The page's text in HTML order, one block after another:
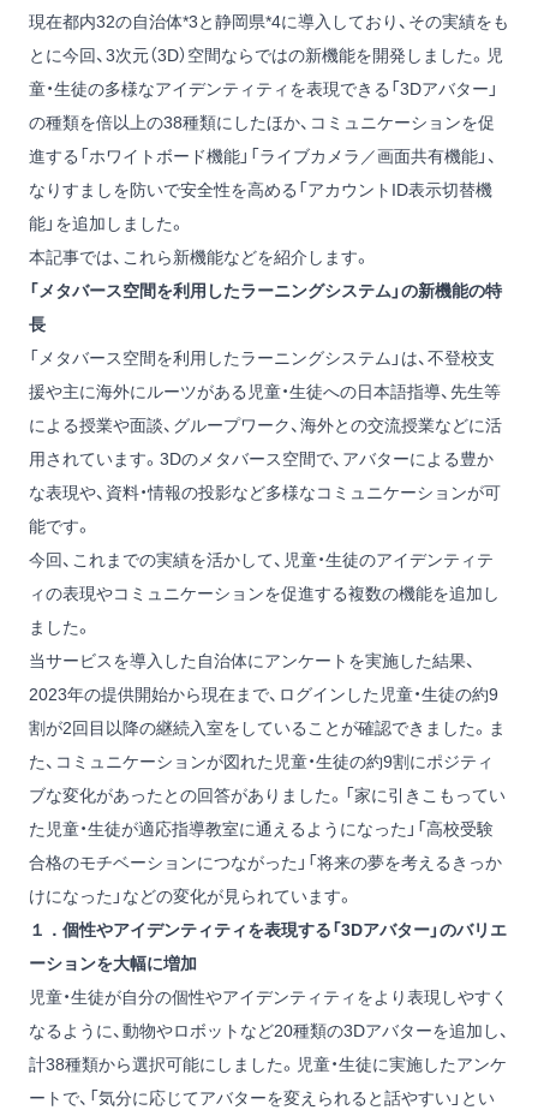
現在都内32の自治体*3と静岡県*4に導入しており、その実績をも
とに今回、3次元（3D）空間ならではの新機能を開発しました。児
童・生徒の多様なアイデンティティを表現できる「3Dアバター」
の種類を倍以上の38種類にしたほか、コミュニケーションを促
進する「ホワイトボード機能」「ライブカメラ／画面共有機能」、
なりすましを防いで安全性を高める「アカウントID表示切替機
能」を追加しました。
本記事では、これら新機能などを紹介します。
「メタバース空間を利用したラーニングシステム」の新機能の特
長
「メタバース空間を利用したラーニングシステム」は、不登校支
援や主に海外にルーツがある児童・生徒への日本語指導、先生等
による授業や面談、グループワーク、海外との交流授業などに活
用されています。3Dのメタバース空間で、アバターによる豊か
な表現や、資料・情報の投影など多様なコミュニケーションが可
能です。
今回、これまでの実績を活かして、児童・生徒のアイデンティテ
ィの表現やコミュニケーションを促進する複数の機能を追加し
ました。
当サービスを導入した自治体にアンケートを実施した結果、
2023年の提供開始から現在まで、ログインした児童・生徒の約9
割が2回目以降の継続入室をしていることが確認できました。ま
た、コミュニケーションが図れた児童・生徒の約9割にポジティ
ブな変化があったとの回答がありました。「家に引きこもってい
た児童・生徒が適応指導教室に通えるようになった」「高校受験
合格のモチベーションにつながった」「将来の夢を考えるきっか
けになった」などの変化が見られています。
１．個性やアイデンティティを表現する「3Dアバター」のバリエ
ーションを大幅に増加
児童・生徒が自分の個性やアイデンティティをより表現しやすく
なるように、動物やロボットなど20種類の3Dアバターを追加し、
計38種類から選択可能にしました。児童・生徒に実施したアンケ
ートで、「気分に応じてアバターを変えられると話やすい」とい